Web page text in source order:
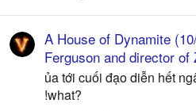
A House of Dynamite
Ferguson and director
ủa tới cuối đạo diễn hết
!what?